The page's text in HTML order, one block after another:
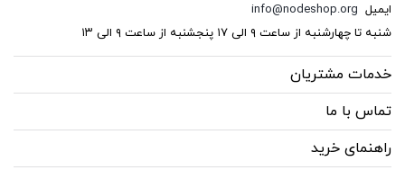
ایمیل info@nodeshop.org
شنبه تا چهارشنبه از ساعت ۹ الی ۱۷ پنجشنبه از ساعت ۹ الی ۱۳
خدمات مشتریان
تماس با ما
راهنمای خرید